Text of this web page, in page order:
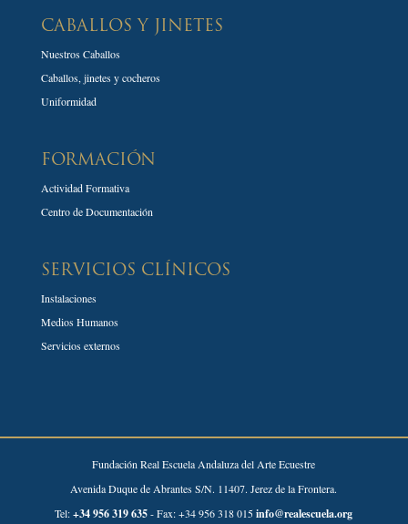
CABALLOS Y JINETES
Nuestros Caballos
Caballos, jinetes y cocheros
Uniformidad
FORMACIÓN
Actividad Formativa
Centro de Documentación
SERVICIOS CLÍNICOS
Instalaciones
Medios Humanos
Servicios externos
Fundación Real Escuela Andaluza del Arte Ecuestre
Avenida Duque de Abrantes S/N. 11407. Jerez de la Frontera.
Tel:+34 956 319 635- Fax: +34 956 318 015info@realescuela.org